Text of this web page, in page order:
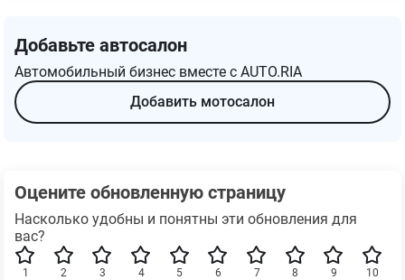
Добавьте автосалон
Автомобильный бизнес вместе с AUTO.RIA
Добавить мотосалон
Оцените обновленную страницу
Насколько удобны и понятны эти обновления для
вас?
10
9
8
7
6
5
4
3
2
1